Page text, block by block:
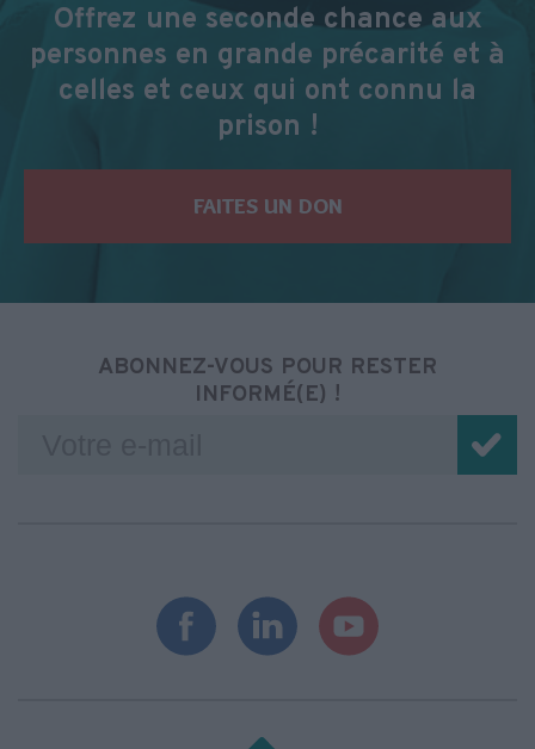
Offrez une seconde chance aux
personnes en grande précarité et à
celles et ceux qui ont connu la
prison !
FAITES UN DON
ABONNEZ-VOUS POUR RESTER
INFORMÉ(E) !